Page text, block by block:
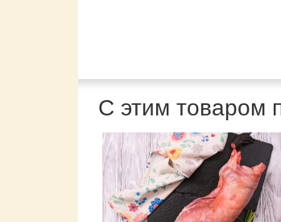
С этим товаром